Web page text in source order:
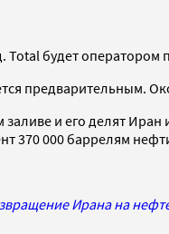
будет оператором
предварительным.
и его делят Иран
370 000 баррелям
Ирана на